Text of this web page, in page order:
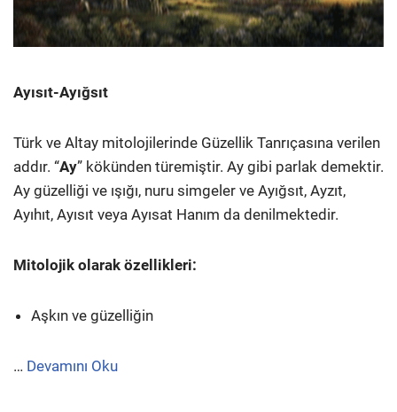
Ayısıt-Ayığsıt
Türk ve Altay mitolojilerinde Güzellik Tanrıçasına verilen
addır. “Ay” kökünden türemiştir. Ay gibi parlak demektir.
Ay güzelliği ve ışığı, nuru simgeler ve Ayığsıt, Ayzıt,
Ayıhıt, Ayısıt veya Ayısat Hanım da denilmektedir.
Mitolojik olarak özellikleri:
Aşkın ve güzelliğin
… Devamını Oku